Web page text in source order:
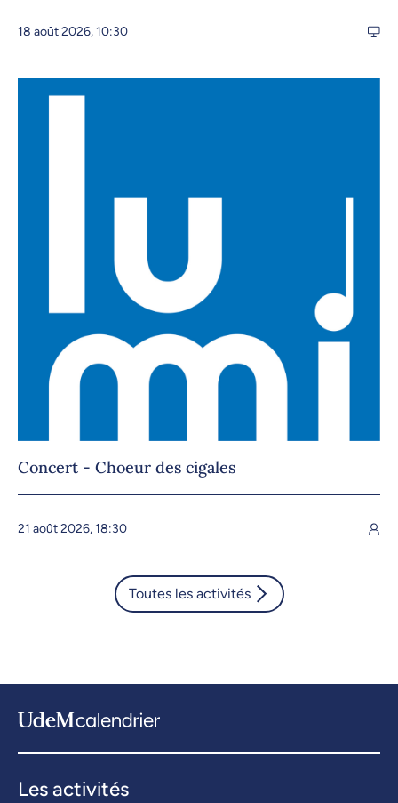
18 août 2026, 10:30
Concert - Choeur des cigales
21 août 2026, 18:30
Toutes les activités
Les activités